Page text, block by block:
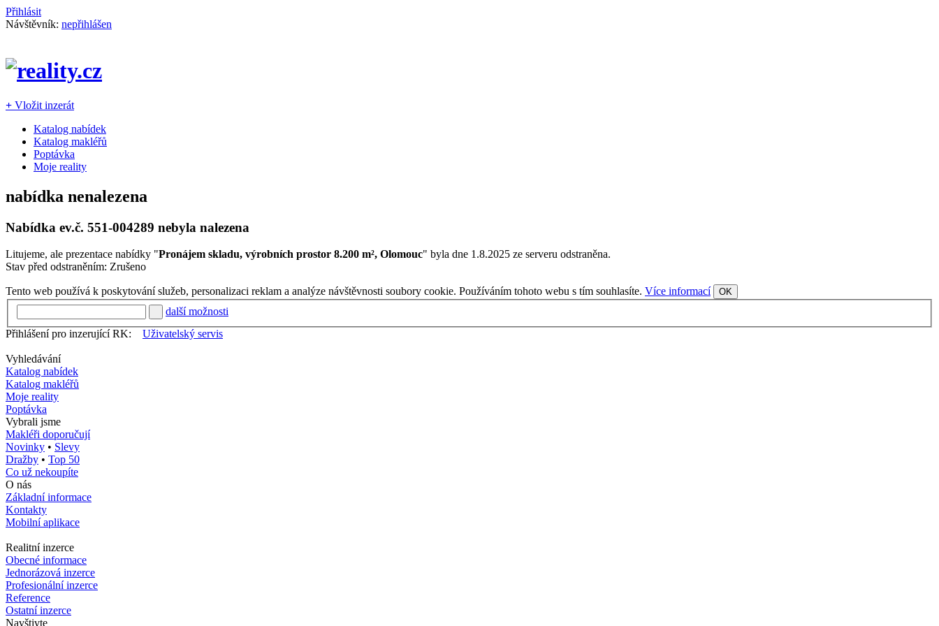
Přihlásit
Návštěvník: nepřihlášen
+ Vložit inzerát
Katalog nabídek
Katalog makléřů
Poptávka
Moje reality
nabídka nenalezena
Nabídka ev.č. 551-004289 nebyla nalezena
Litujeme, ale prezentace nabídky "Pronájem skladu, výrobních prostor 8.200 m², Olomouc" byla dne 1.8.2025 ze serveru odstraněna.
Stav před odstraněním: Zrušeno
Tento web používá k poskytování služeb, personalizaci reklam a analýze návštěvnosti soubory cookie. Používáním tohoto webu s tím souhlasíte. Více informací OK
další možnosti
Přihlášení pro inzerující RK:
Uživatelský servis
Vyhledávání
Katalog nabídek
Katalog makléřů
Moje reality
Poptávka
Vybrali jsme
Makléři doporučují
Novinky • Slevy
Dražby • Top 50
Co už nekoupíte
O nás
Základní informace
Kontakty
Mobilní aplikace
Realitní inzerce
Obecné informace
Jednorázová inzerce
Profesionální inzerce
Reference
Ostatní inzerce
Navštivte